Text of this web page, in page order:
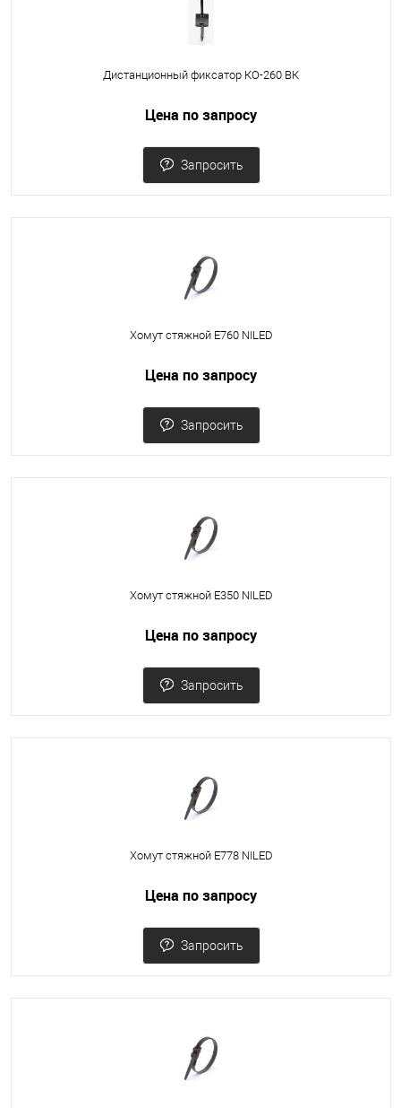
Дистанционный фиксатор КО-260 ВК
Цена по запросу
Запросить
Хомут стяжной Е760 NILED
Цена по запросу
Запросить
Хомут стяжной Е350 NILED
Цена по запросу
Запросить
Хомут стяжной Е778 NILED
Цена по запросу
Запросить